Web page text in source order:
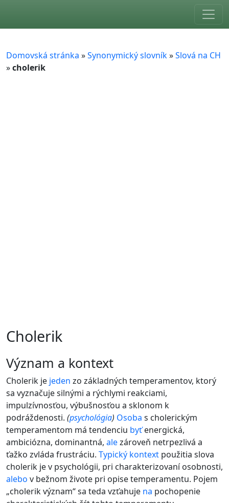
Domovská stránka »Synonymický slovník»Slová na CH
»cholerik
Cholerik
význam a kontext
Cholerik je jeden zo základných temperamentov, ktorý
sa vyznačuje silnými a rýchlymi reakciami,
impulzívnosťou, výbušnosťou a sklonom k
podráždenosti. (psychológia) Osoba s cholerickým
temperamentom má tendenciu byťenergická,
ambiciózna, dominantná, alezároveň netrpezlivá a
ťažko zvláda frustráciu. Typický kontext použitia slova
cholerik je v psychológii, pri charakterizovaní osobnosti,
alebo v bežnom živote pri opise temperamentu. Pojem
„cholerik význam“ sa teda vzťahuje na pochopenie